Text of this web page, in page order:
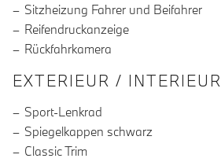
Sitzheizung Fahrer und Beifahrer
Reifendruckanzeige
Rückfahrkamera
EXTERIEUR / INTERIEUR
Sport-Lenkrad
Spiegelkappen schwarz
Classic Trim